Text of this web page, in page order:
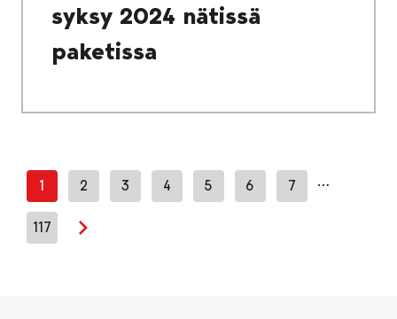
syksy 2024 nätissä
paketissa
1 2 3 4 5 6 7 …
117